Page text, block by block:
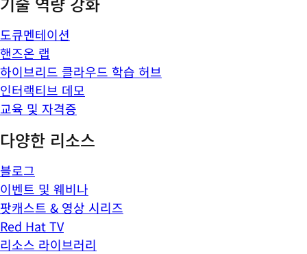
도큐멘테이션
핸즈온 랩
하이브리드 클라우드 학습 허브
인터랙티브 데모
교육 및 자격증
다양한 리소스
블로그
이벤트 및 웨비나
팟캐스트 & 영상 시리즈
Red Hat TV
리소스 라이브러리